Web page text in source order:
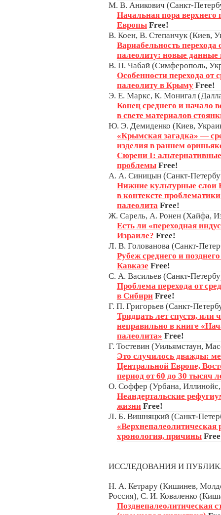
М. В. Аникович (Санкт-
Начальная пора верхнего
Европы Free!
В. Коен, В. Степанчук (Киев,
Вариабельность перехода
палеолиту: новые данные
В. П. Чабай (Симферополь,
Особенности перехода от
палеолиту в Крыму Free!
Э. Е. Маркс, К. Монигал
Конец среднего и начало
в свете материалов
Ю. Э. Демиденко (Киев,
«Крымская загадка» —
изделия в раннем
Сюрени I:
проблемы Free!
А. А. Синицын (Санкт-
Нижние культурные слои
в контексте
палеолита Free!
Ж. Сарель, А. Ронен (Хайфа,
Есть ли «переходная
Израиле? Free!
Л. В. Голованова (Санкт-
Рубеж среднего и
Кавказе Free!
С. А. Васильев (Санкт-
Проблема перехода от
в Сибири Free!
Г. П. Григорьев (Санкт-
Тридцать лет спустя, или
неправильно в книге
палеолита» Free!
Г. Тостевин (Уильямстаун,
Это случилось дважды:
Центральной Европе,
период от 60 до 30 тысяч
О. Соффер (Урбана,
Неандертальские
жизни Free!
Л. Б. Вишняцкий (Санкт-
хронология, причины
ИССЛЕДОВАНИЯ И
Н. А. Кетрару (Кишинев,
Россия), С. И. Коваленко
Позднепалеолитическая